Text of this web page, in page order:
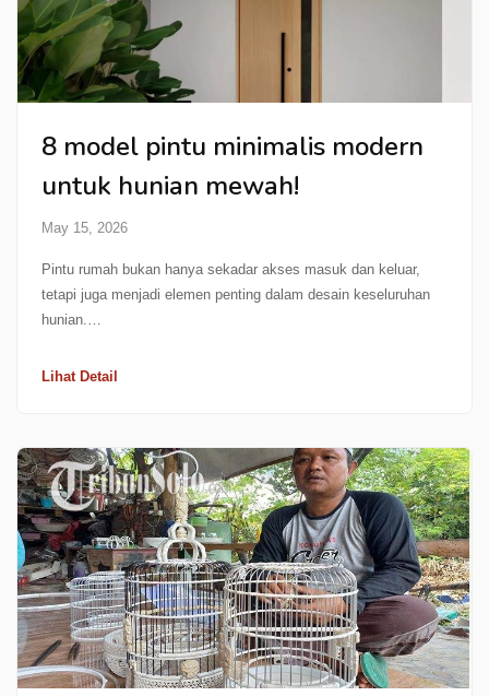
8 model pintu minimalis modern
untuk hunian mewah!
May 15, 2026
Pintu rumah bukan hanya sekadar akses masuk dan keluar,
tetapi juga menjadi elemen penting dalam desain keseluruhan
hunian.…
Lihat Detail